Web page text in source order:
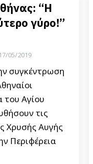
“Η
γύρο!”
17/05/2019
συγκέντρωση
του Αγίου
τις
Χρυσής Αυγής
Περιφέρεια